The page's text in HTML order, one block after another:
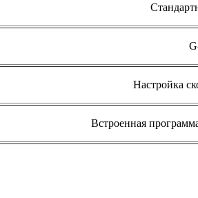
Настройка
Встроенная